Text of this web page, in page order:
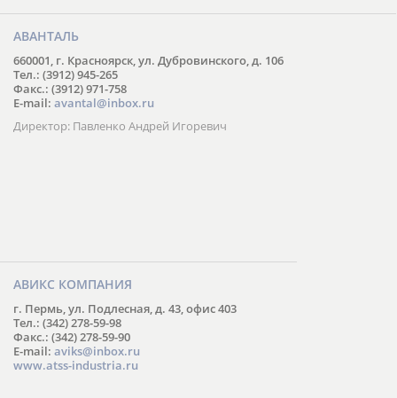
АВАНТАЛЬ
660001, г. Красноярск, ул. Дубровинского, д. 106
Тел.: (3912) 945-265
Факс.: (3912) 971-758
E-mail: avantal@inbox.ru
Директор: Павленко Андрей Игоревич
АВИКС КОМПАНИЯ
г. Пермь, ул. Подлесная, д. 43, офис 403
Тел.: (342) 278-59-98
Факс.: (342) 278-59-90
E-mail: aviks@inbox.ru
www.atss-industria.ru